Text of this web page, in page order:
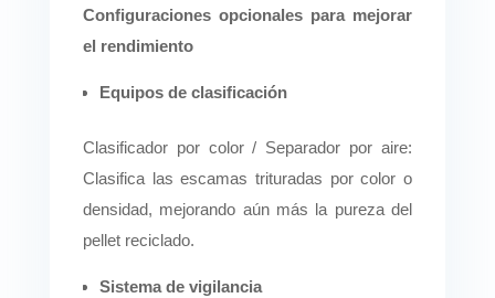
Configuraciones opcionales para mejorar
el rendimiento
Equipos de clasificación
Clasificador por color / Separador por aire:
Clasifica las escamas trituradas por color o
densidad, mejorando aún más la pureza del
pellet reciclado.
Sistema de vigilancia